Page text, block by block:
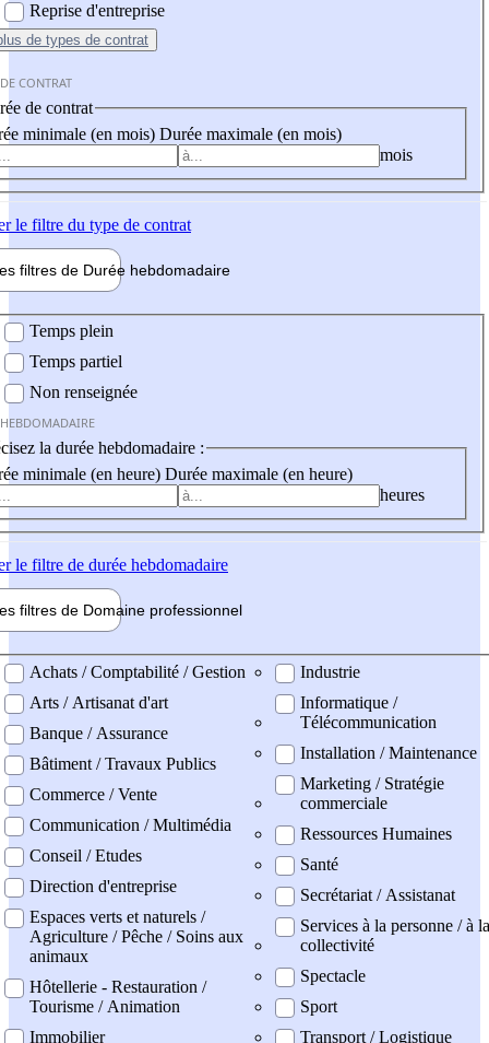
Reprise d'entreprise
de types de contrat
CONTRAT
de contrat
minimale (en mois) Durée maximale (en mois)
mois
le filtre du type de contrat
filtres de Durée hebdomadaire
Temps plein
Temps partiel
Non renseignée
la durée hebdomadaire :
minimale (en heure) Durée maximale (en heure)
heures
le filtre de durée hebdomadaire
filtres de Domaine professionnel
professionel
Achats / Comptabilité / Gestion
Arts / Artisanat d'art
Banque / Assurance
Bâtiment / Travaux Publics
Commerce / Vente
Communication / Multimédia
Conseil / Etudes
Direction d'entreprise
Espaces verts et naturels /
Agriculture / Pêche / Soins aux
animaux
Hôtellerie - Restauration /
Tourisme / Animation
Immobilier
Industrie
Informatique /
Télécommunication
Installation / Maintenance
Marketing / Stratégie
commerciale
Ressources Humaines
Santé
Secrétariat / Assistanat
Services à la personne / à la
collectivité
Spectacle
Sport
Transport / Logistique